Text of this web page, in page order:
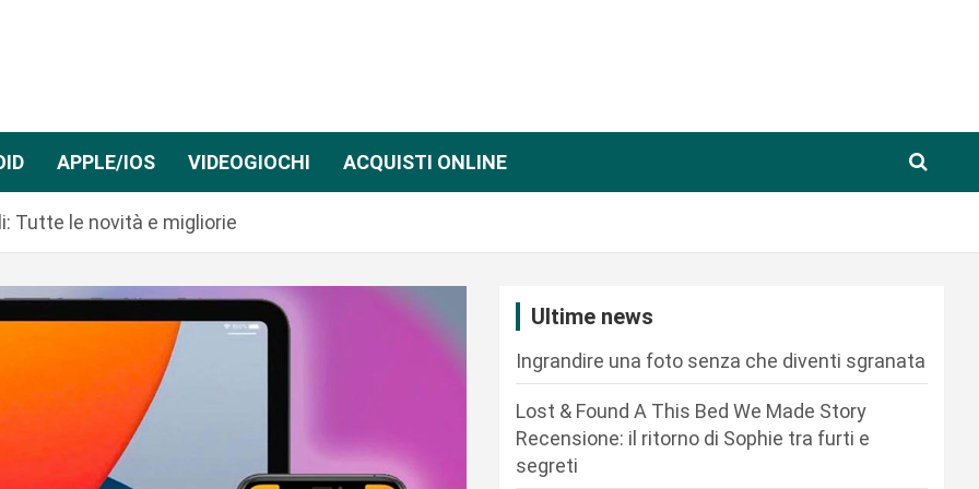
APPLE/IOS VIDEOGIOCHI ACQUISTI ONLINE
Tutte le novità e migliorie
Ultime news
Ingrandire una foto senza che diventi sgranata
Lost & Found A This Bed We Made Story
Recensione: il ritorno di Sophie tra furti e
segreti